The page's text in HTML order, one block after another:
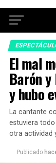
El mal
Barón
y hubo
La cantante
estuviera
otra actividad
Publicado